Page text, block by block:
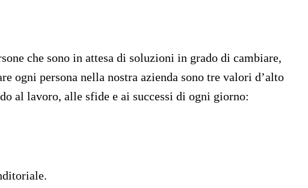
che sono in attesa di soluzioni in grado di cambiare,
ogni persona nella nostra azienda sono tre valori d’alto
al lavoro, alle sfide e ai successi di ogni giorno: